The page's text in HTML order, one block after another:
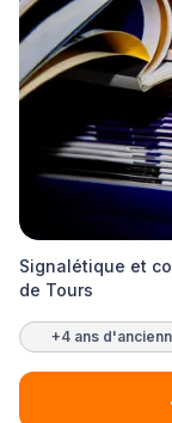
Signalétique et
de Tours
+4 ans